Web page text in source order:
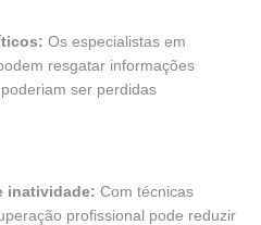
Os especialistas em
resgatar informações
ser perdidas
inatividade: Com técnicas
profissional pode reduzir